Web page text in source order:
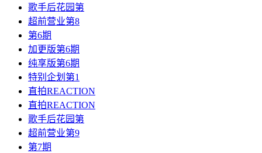
歌手后花园第
超前营业第8
第6期
加更版第6期
纯享版第6期
特别企划第1
直拍REACTION
直拍REACTION
歌手后花园第
超前营业第9
第7期